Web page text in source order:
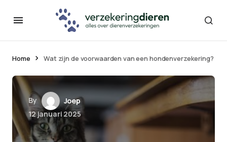
Home Wat zijn de voorwaarden van een hondenverzekering?
By
Joep
12 januari 2025